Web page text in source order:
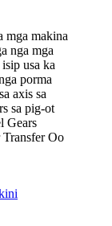
mga makina
nga mga
usa ka
porma
axis sa
sa pig-ot
Gears
Oo